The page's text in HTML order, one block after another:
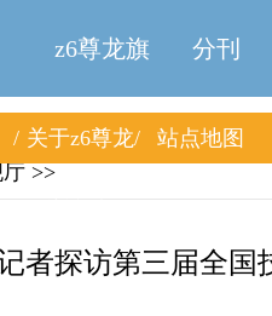
z6尊龙旗
舰厅
分刊
关于z6尊龙
站点地图
>>
探访第三届全国